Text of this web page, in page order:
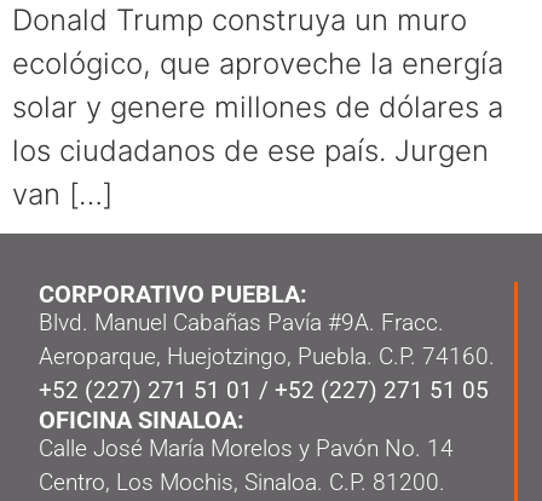
Donald Trump construya un muro
ecológico, que aproveche la energía
solar y genere millones de dólares a
los ciudadanos de ese país. Jurgen
van […]
CORPORATIVO PUEBLA:
Blvd. Manuel Cabañas Pavía #9A. Fracc.
Aeroparque, Huejotzingo, Puebla. C.P. 74160.
+52 (227) 271 51 01 / +52 (227) 271 51 05
OFICINA SINALOA:
Calle José María Morelos y Pavón No. 14
Centro, Los Mochis, Sinaloa. C.P. 81200.